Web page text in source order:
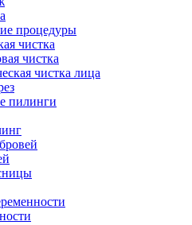
процедуры
чистка
чистка
чистка лица
пилинги